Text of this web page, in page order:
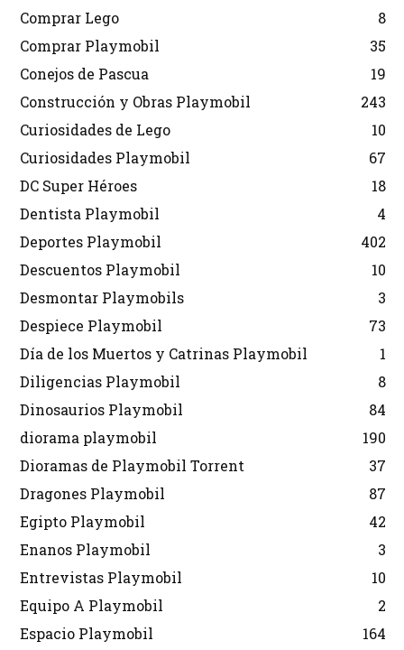
Comprar Lego
8
Comprar Playmobil
35
Conejos de Pascua
19
Construcción y Obras Playmobil
243
Curiosidades de Lego
10
Curiosidades Playmobil
67
DC Super Héroes
18
Dentista Playmobil
4
Deportes Playmobil
402
Descuentos Playmobil
10
Desmontar Playmobils
3
Despiece Playmobil
73
Día de los Muertos y Catrinas Playmobil
1
Diligencias Playmobil
8
Dinosaurios Playmobil
84
diorama playmobil
190
Dioramas de Playmobil Torrent
37
Dragones Playmobil
87
Egipto Playmobil
42
Enanos Playmobil
3
Entrevistas Playmobil
10
Equipo A Playmobil
2
Espacio Playmobil
164